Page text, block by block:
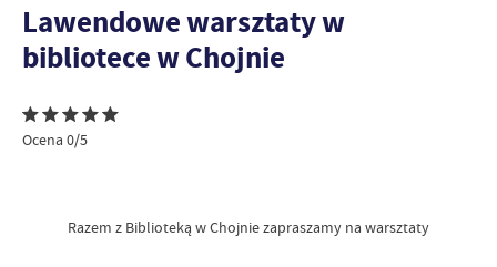
Lawendowe warsztaty w
bibliotece w Chojnie
Ocena 0/5
Razem z Biblioteką w Chojnie zapraszamy na warsztaty